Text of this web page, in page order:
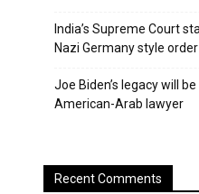
India’s Supreme Court
Nazi Germany style
Joe Biden’s legacy will be
American-Arab lawyer
Recent Comments